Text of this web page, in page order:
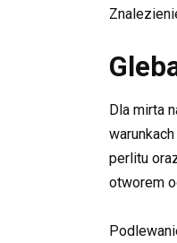
Dla mirta
perlitu
otworem